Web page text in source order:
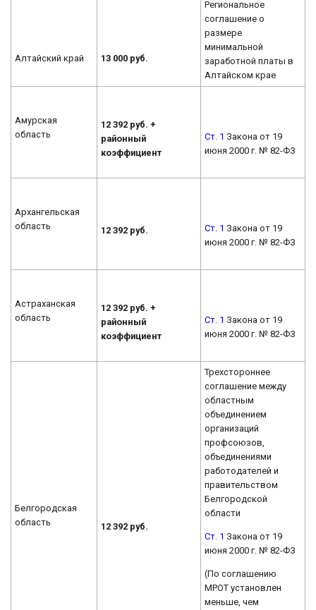
Алтайский край 13 000 руб.
Региональное
соглашение о
размере
минимальной
заработной платы в
Алтайском крае
Амурская
область
12 392 руб. +
районный
коэффициент
Ст. 1 Закона от 19
июня 2000 г. № 82-ФЗ
Архангельская
область
12 392 руб. Ст. 1 Закона от 19
июня 2000 г. № 82-ФЗ
Астраханская
область
12 392 руб. +
районный
коэффициент
Ст. 1 Закона от 19
июня 2000 г. № 82-ФЗ
Белгородская
область
12 392 руб.
Трехстороннее
соглашение между
областным
объединением
организаций
профсоюзов,
объединениями
работодателей и
правительством
Белгородской
области
Ст. 1 Закона от 19
июня 2000 г. № 82-ФЗ
(По соглашению
МРОТ установлен
меньше, чем